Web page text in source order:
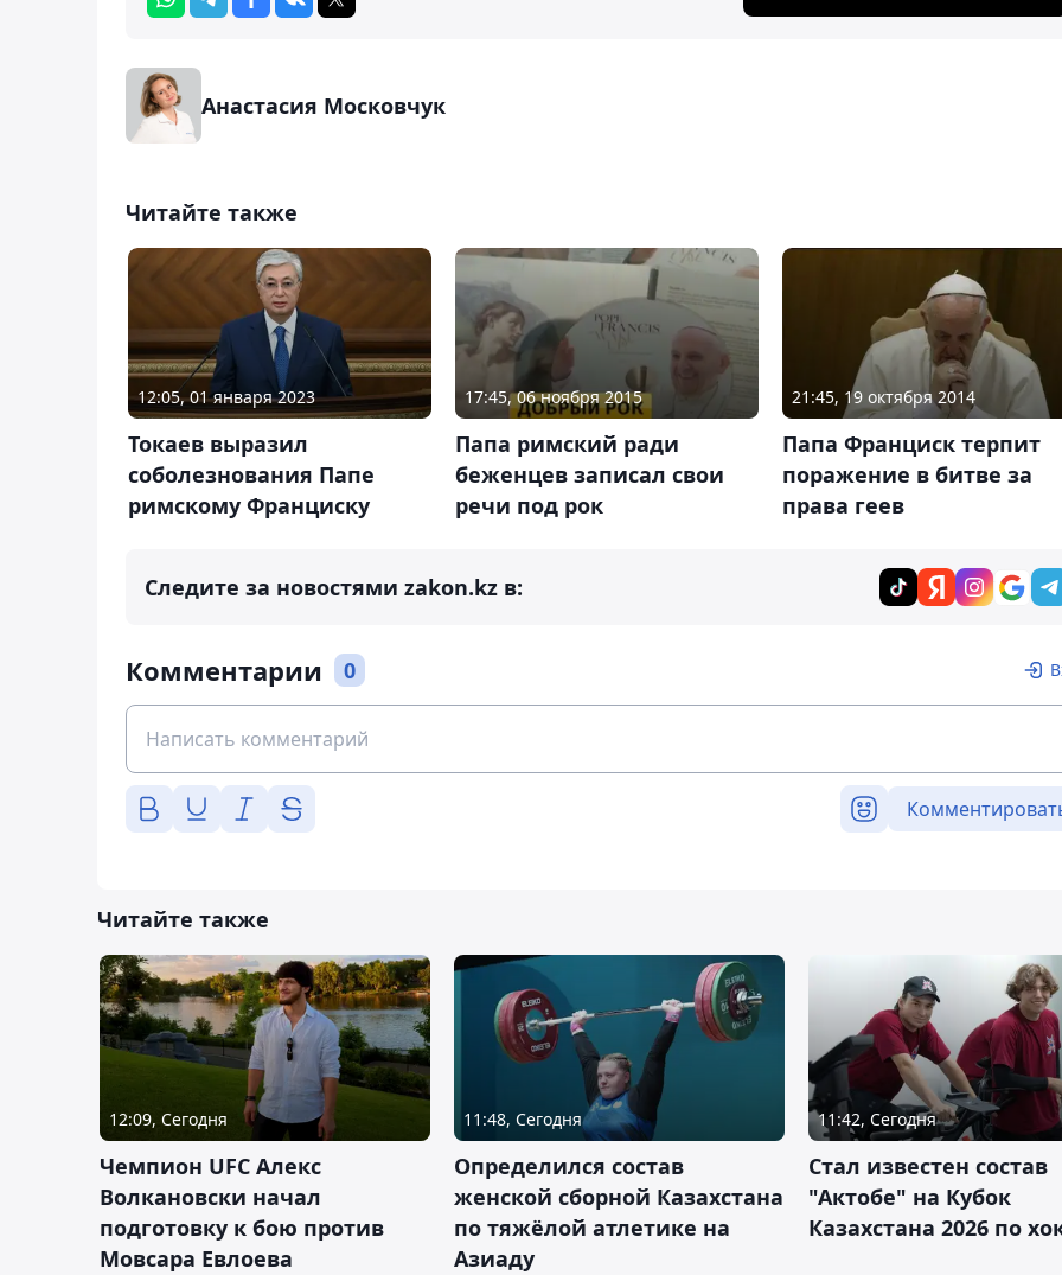
Анастасия Московчук
Читайте также
12:05, 01 января 2023
Токаев выразил
соболезнования Папе
римскому Франциску
17:45, 06 ноября 2015
Папа римский ради
беженцев записал свои
речи под рок
21:45, 19 октября 2014
Папа Франциск терпит
поражение в битве за
права геев
Следите за новостями zakon.kz в:
Комментарии 0
Читайте также
12:09, Сегодня
Чемпион UFC Алекс
Волкановски начал
подготовку к бою против
Мовсара Евлоева
11:48, Сегодня
Определился состав
женской сборной Казахстана
по тяжёлой атлетике на
Азиаду
11:42, Сегодня
Стал известен состав
"Актобе" на Кубок
Казахстана 2026 по